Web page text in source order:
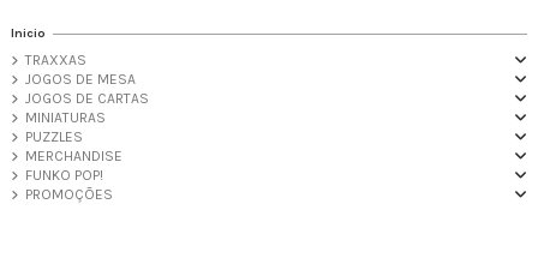
Inicio
TRAXXAS
JOGOS DE MESA
JOGOS DE CARTAS
MINIATURAS
PUZZLES
MERCHANDISE
FUNKO POP!
PROMOÇÕES